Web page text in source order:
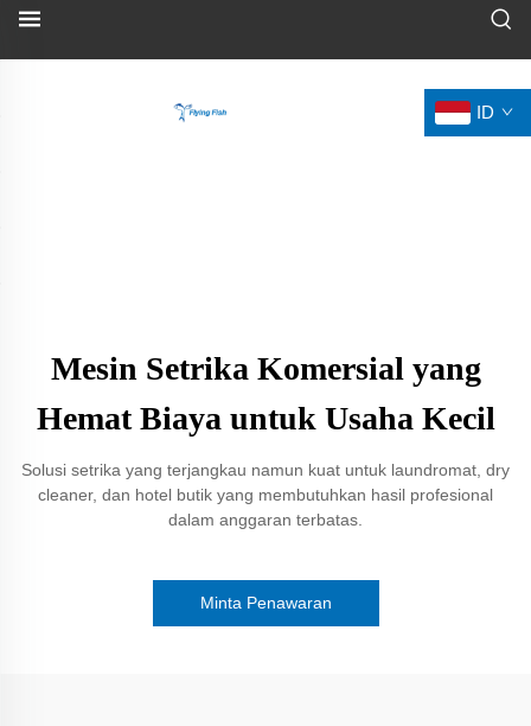
ID
Mesin Setrika Komersial yang
Hemat Biaya untuk Usaha Kecil
Solusi setrika yang terjangkau namun kuat untuk laundromat, dry
cleaner, dan hotel butik yang membutuhkan hasil profesional
dalam anggaran terbatas.
Minta Penawaran